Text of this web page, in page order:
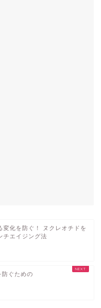
変化を防ぐ！ ヌクレオチドを
チエイジング法
防ぐための